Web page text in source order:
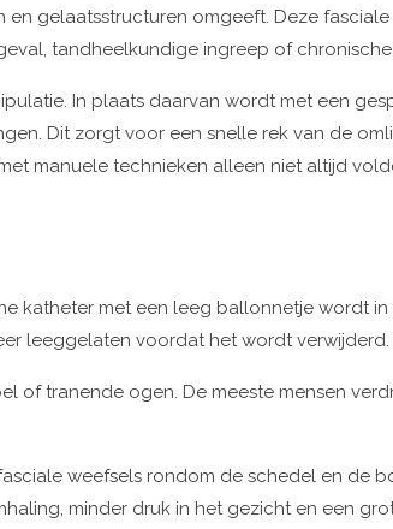
gelaatsstructuren omgeeft. Deze fasciale
tandheelkundige ingreep of chronische
In plaats daarvan wordt met een
Dit zorgt voor een snelle rek van de
manuele technieken alleen niet altijd
katheter met een leeg ballonnetje wordt in
leeggelaten voordat het wordt verwijderd.
of tranende ogen. De meeste mensen
weefsels rondom de schedel en de
minder druk in het gezicht en een